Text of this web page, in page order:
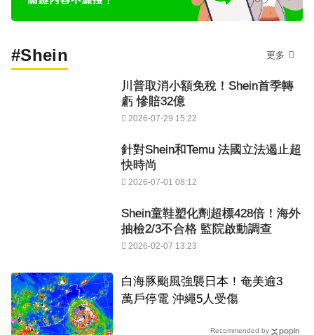
#Shein 更多
川普取消小額免稅！Shein首季轉
虧 慘賠32億
2026-07-29 15:22
針對Shein和Temu 法國立法遏止超
快時尚
2026-07-01 08:12
Shein童鞋塑化劑超標428倍！海外
抽檢2/3不合格 監院啟動調查
2026-02-07 13:23
白海豚颱風強襲日本！奄美逾3
萬戶停電 沖繩5人受傷
Recommended by